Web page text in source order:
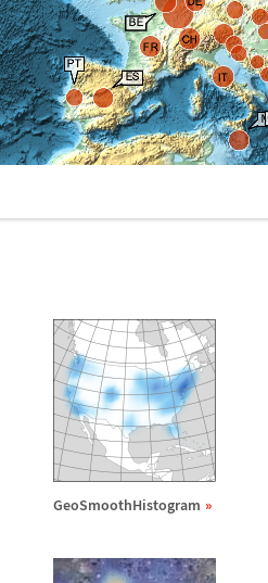
GeoSmoothHistogram